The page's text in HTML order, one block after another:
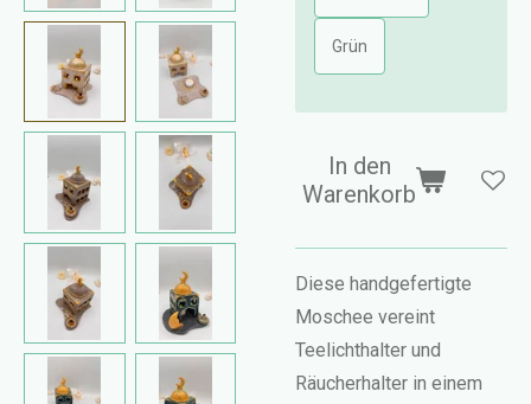
Grün
In den
Warenkorb
Diese handgefertigte
Moschee vereint
Teelichthalter und
Räucherhalter in einem